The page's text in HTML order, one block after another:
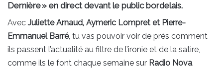
Dernière » en direct devant le public bordelais.
Avec Juliette Arnaud, Aymeric Lompret et Pierre-
Emmanuel Barré, tu vas pouvoir voir de près comment
ils passent l’actualité au filtre de l’ironie et de la satire,
comme ils le font chaque semaine sur Radio Nova.